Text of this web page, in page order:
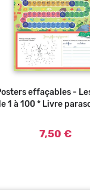
effaçables -
1 à 100 * Livre
7,50 €